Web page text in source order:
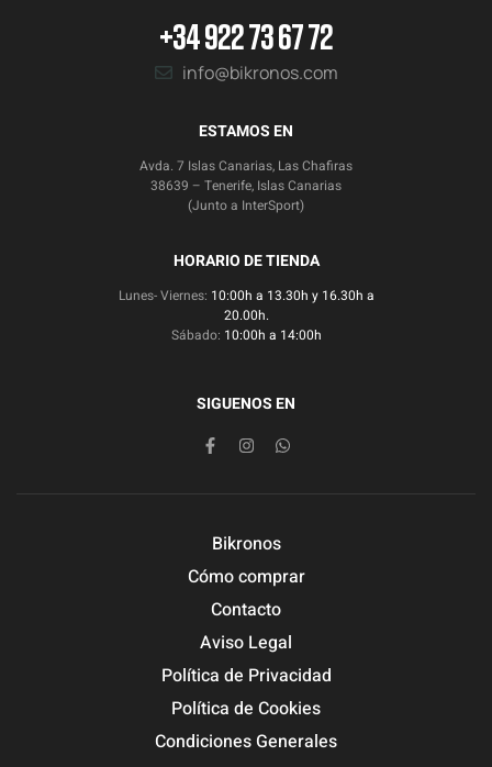
+34 922 73 67 72
info@bikronos.com
ESTAMOS EN
Avda. 7 Islas Canarias, Las Chafiras
38639 – Tenerife, Islas Canarias
(Junto a InterSport)
HORARIO DE TIENDA
Lunes- Viernes: 10:00h a 13.30h y 16.30h a
20.00h.
Sábado: 10:00h a 14:00h
SIGUENOS EN
Bikronos
Cómo comprar
Contacto
Aviso Legal
Política de Privacidad
Política de Cookies
Condiciones Generales